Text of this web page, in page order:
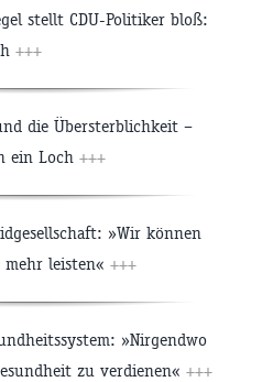
stellt CDU-Politiker bloß:
+++
die Übersterblichkeit –
ein Loch +++
»Wir können
leisten« +++
»Nirgendwo
zu verdienen« +++